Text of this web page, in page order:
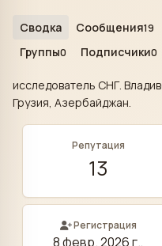
Сводка Сообщения19
Группы0 Подписчики0
исследователь СНГ.
Грузия, Азербайджан.
Репутация
13
Регистрация
8 февр. 2026 г.,